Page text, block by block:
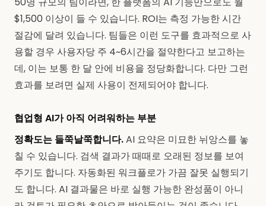
$1,500 이상이 들 수 있습니다. ROI는 측정 가능한 시간
절감에 달려 있습니다. 팀들은 이런 도구를 효과적으로 사
용할 경우 사용자당 주 4~6시간을 절약한다고 보고하는
데, 이는 보통 한 달 안에 비용을 정당화합니다. 다만 그런
효과를 보려면 실제 사용이 전제되어야 합니다.
협업형 AI가 아직 어려워하는 부분
정확도는 들쭉날쭉합니다.AI 요약은 미묘한 뉘앙스를 놓
칠 수 있습니다. 검색 결과가 때때로 오래된 정보를 보여
주기도 합니다. 자동화된 워크플로가 가끔 잘못 실행되기
도 합니다. AI 결과물은 바로 실행 가능한 완성품이 아니